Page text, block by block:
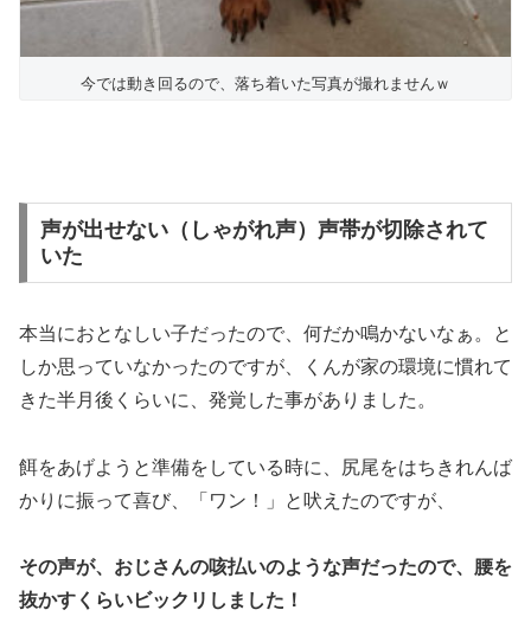
今では動き回るので、落ち着いた写真が撮れませんｗ
声が出せない（しゃがれ声）声帯が切除されて
いた
本当におとなしい子だったので、何だか鳴かないなぁ。と
しか思っていなかったのですが、くんが家の環境に慣れて
きた半月後くらいに、発覚した事がありました。
餌をあげようと準備をしている時に、尻尾をはちきれんば
かりに振って喜び、「ワン！」と吠えたのですが、
その声が、おじさんの咳払いのような声だったので、腰を
抜かすくらいビックリしました！